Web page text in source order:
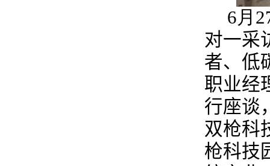
6 月
对一采
者、低
职业经
行座谈
双枪科
枪科技